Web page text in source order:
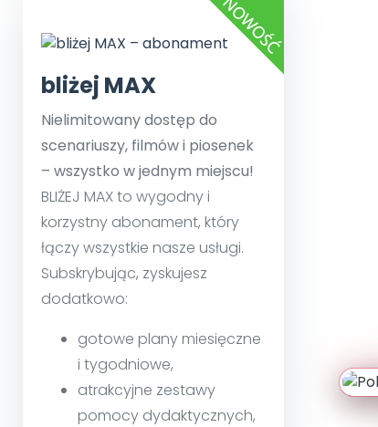
bliżej MAX
Nielimitowany dostęp do
scenariuszy, filmów i piosenek
– wszystko w jednym miejscu!
BLIŻEJ MAX to wygodny i
korzystny abonament, który
łączy wszystkie nasze usługi.
Subskrybując, zyskujesz
dodatkowo:
gotowe plany miesięczne
i tygodniowe,
atrakcyjne zestawy
pomocy dydaktycznych,